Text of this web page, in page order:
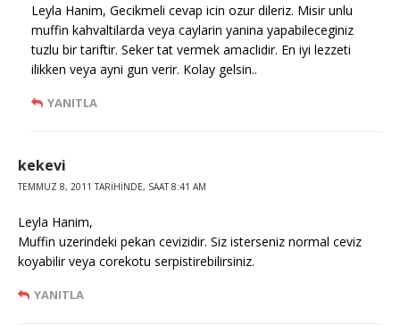
Leyla Hanim, Gecikmeli cevap icin ozur dileriz. Misir unlu
muffin kahvaltilarda veya caylarin yanina yapabileceginiz
tuzlu bir tariftir. Seker tat vermek amaclidir. En iyi lezzeti
ilikken veya ayni gun verir. Kolay gelsin..
YANITLA
kekevi
TEMMUZ 8, 2011 TARIHINDE, SAAT 8:41 AM
Leyla Hanim,
Muffin uzerindeki pekan cevizidir. Siz isterseniz normal ceviz
koyabilir veya corekotu serpistirebilirsiniz.
YANITLA